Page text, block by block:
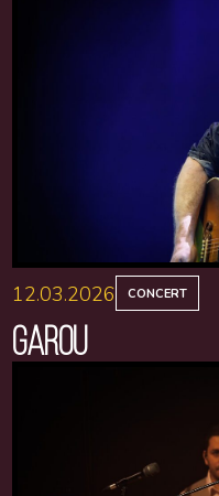
12.03.2026 CONCERT
GAROU